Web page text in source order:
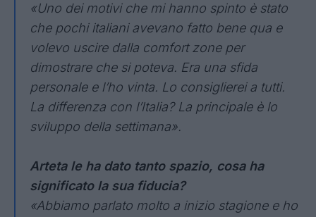
«Uno dei motivi che mi hanno spinto è stato
che pochi italiani avevano fatto bene qua e
volevo uscire dalla comfort zone per
dimostrare che si poteva. Era una sfida
personale e l’ho vinta. Lo consiglierei a tutti.
La differenza con l’Italia? La principale è lo
sviluppo della settimana».
Arteta le ha dato tanto spazio, cosa ha
significato la sua fiducia?
«Abbiamo parlato molto a inizio stagione e ho